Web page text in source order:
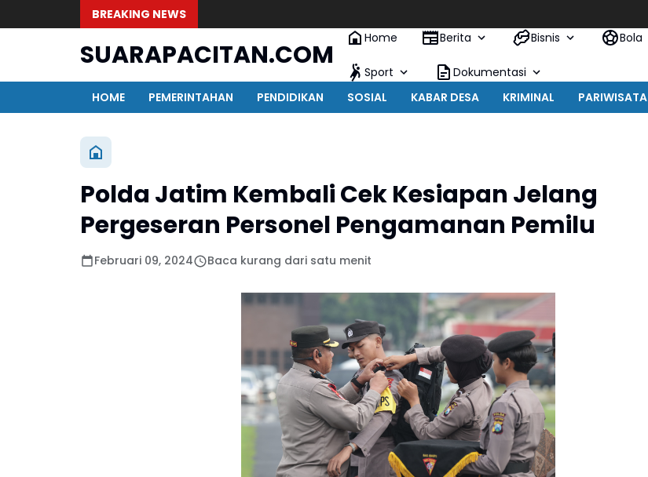
BREAKING NEWS
SUARAPACITAN.COM
Home Berita Bisnis Bola
Sport
Dokumentasi
HOME
PEMERINTAHAN PENDIDIKAN SOSIAL KABAR DESA KRIMINAL PARIWISATA
Polda Jatim Kembali Cek Kesiapan Jelang
Pergeseran Personel Pengamanan Pemilu
Februari 09, 2024 Baca kurang dari satu menit